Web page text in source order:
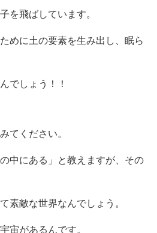
を飛ばしています。
めに土の要素を生み出し、眠ら
でしょう！！
てください。
中にある」と教えますが、その
素敵な世界なんでしょう。
宙があるんです。